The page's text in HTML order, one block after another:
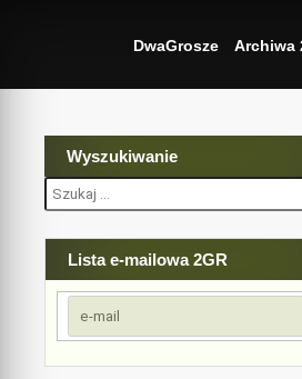
DwaGrosze Archiwa
Wyszukiwanie
Szukaj:
Lista e-mailowa 2GR